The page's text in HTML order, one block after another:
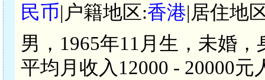
民币|户籍地区:香港|居住地
男，1965年11月生，未婚
平均月收入12000 - 20000